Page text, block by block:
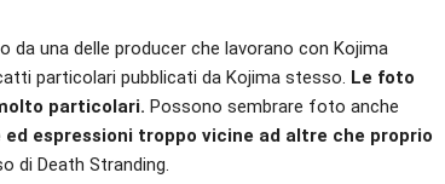
da una delle producer che lavorano con Kojima
particolari pubblicati da Kojima stesso. Le foto
particolari. Possono sembrare foto anche
espressioni troppo vicine ad altre che proprio
di Death Stranding.